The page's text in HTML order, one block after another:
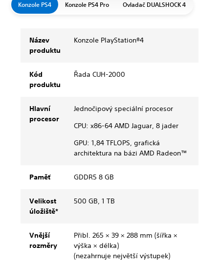
Konzole PS4 Konzole PS4 Pro Ovladač DUALSHOCK 4
Název
produktu
Konzole PlayStation®4
Kód
produktu
Řada CUH-2000
Hlavní
procesor
Jednočipový speciální procesor
CPU: x86-64 AMD Jaguar, 8 jader
GPU: 1,84 TFLOPS, grafická
architektura na bázi AMD Radeon™
Paměť GDDR5 8 GB
Velikost
úložiště*
500 GB, 1 TB
Vnější
rozměry
Přibl. 265 × 39 × 288 mm (šířka ×
výška × délka)
(nezahrnuje největší výstupek)